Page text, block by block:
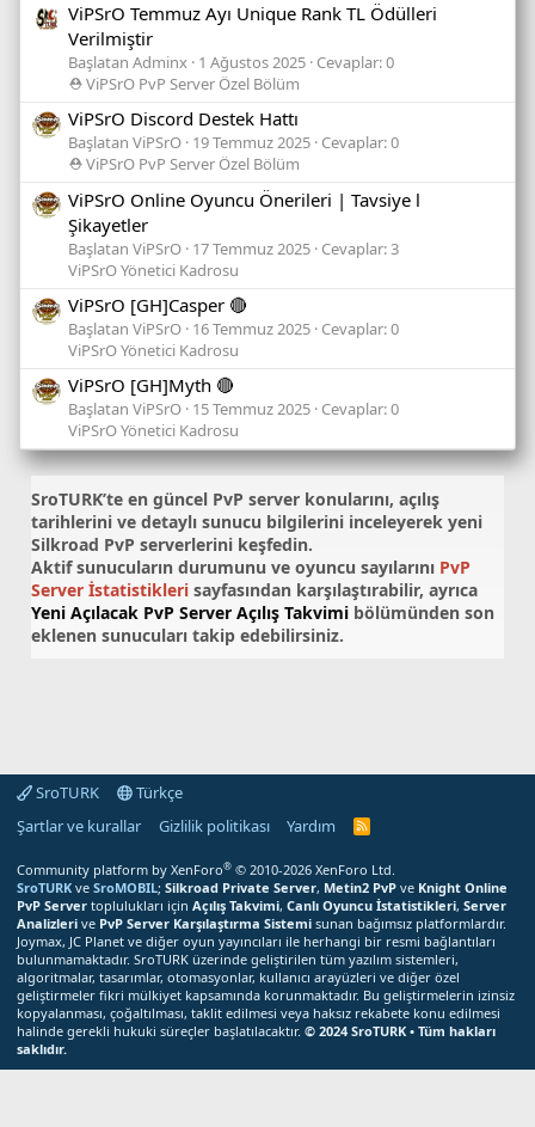
ViPSrO Temmuz Ayı Unique Rank TL Ödülleri
Verilmiştir
Başlatan Adminx 1 Ağustos 2025 Cevaplar: 0
⛑️ ViPSrO PvP Server Özel Bölüm
ViPSrO Discord Destek Hattı
Başlatan ViPSrO 19 Temmuz 2025 Cevaplar: 0
⛑️ ViPSrO PvP Server Özel Bölüm
ViPSrO Online Oyuncu Önerileri | Tavsiye l
Şikayetler
Başlatan ViPSrO 17 Temmuz 2025 Cevaplar: 3
ViPSrO Yönetici Kadrosu
ViPSrO [GH]Casper 🔴
Başlatan ViPSrO 16 Temmuz 2025 Cevaplar: 0
ViPSrO Yönetici Kadrosu
ViPSrO [GH]Myth 🔴
Başlatan ViPSrO 15 Temmuz 2025 Cevaplar: 0
ViPSrO Yönetici Kadrosu
SroTURK’te en güncel PvP server konularını, açılış
tarihlerini ve detaylı sunucu bilgilerini inceleyerek yeni
Silkroad PvP serverlerini keşfedin.
Aktif sunucuların durumunu ve oyuncu sayılarını PvP
Server İstatistikleri sayfasından karşılaştırabilir, ayrıca
Yeni Açılacak PvP Server Açılış Takvimi bölümünden son
eklenen sunucuları takip edebilirsiniz.
SroTURK
Türkçe
Şartlar ve kurallar
Gizlilik politikası Yardım
S
T
U
R
K
R
S
S
M
e
r
Community platform by XenForo® © 2010-2026 XenForo Ltd.
SroTURK ve SroMOBIL; Silkroad Private Server, Metin2 PvP ve Knight Online
PvP Server toplulukları için Açılış Takvimi, Canlı Oyuncu İstatistikleri, Server
Analizleri ve PvP Server Karşılaştırma Sistemi sunan bağımsız platformlardır.
Joymax, JC Planet ve diğer oyun yayıncıları ile herhangi bir resmi bağlantıları
bulunmamaktadır. SroTURK üzerinde geliştirilen tüm yazılım sistemleri,
algoritmalar, tasarımlar, otomasyonlar, kullanıcı arayüzleri ve diğer özel
geliştirmeler fikri mülkiyet kapsamında korunmaktadır. Bu geliştirmelerin izinsiz
kopyalanması, çoğaltılması, taklit edilmesi veya haksız rekabete konu edilmesi
halinde gerekli hukuki süreçler başlatılacaktır. © 2024 SroTURK • Tüm hakları
saklıdır.